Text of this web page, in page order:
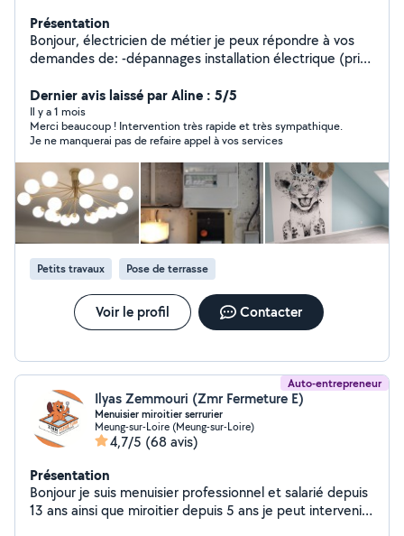
Présentation
Bonjour, électricien de métier je peux répondre à vos
demandes de: -dépannages installation électrique (prise
tableau électrique -motorisation de porte de garage -
motorisation de portail -pose et câblage de visiophone -
montage et programmation delta dore -montage et
programmation Netatmo -reparation volets electrique
-... Passionné de mécanique et de sports mécaniques,
j'effectue aussi l'entretien des véhicules, de la vidange
aux remplacements des freins (disques/plaquettes).
Motoculture, réglage carbu, dépannage en tout genre. -
petite plomberie (remplacement de robinetterie,
débouchage de sanitaire/évacuation d eau). Toutes ces
expériences font de moi "un touche à tout". Soigneux et
méticuleux, je fais de mon mieux pour vous satisfaire.
Dernier avis laissé par Aline : 5/5
Il y a 1 mois
Merci beaucoup ! Intervention très rapide et très sympathique.
Je ne manquerai pas de refaire appel à vos services
Petits travaux Pose de terrasse
Voir le profil Contacter
Auto-entrepreneur
Ilyas Zemmouri (Zmr Fermeture E)
Menuisier miroitier serrurier
Meung-sur-Loire (Meung-sur-Loire)
4,7/5 (68 avis)
Présentation
Bonjour je suis menuisier professionnel et salarié depuis
13 ans ainsi que miroitier depuis 5 ans je peut intervenir